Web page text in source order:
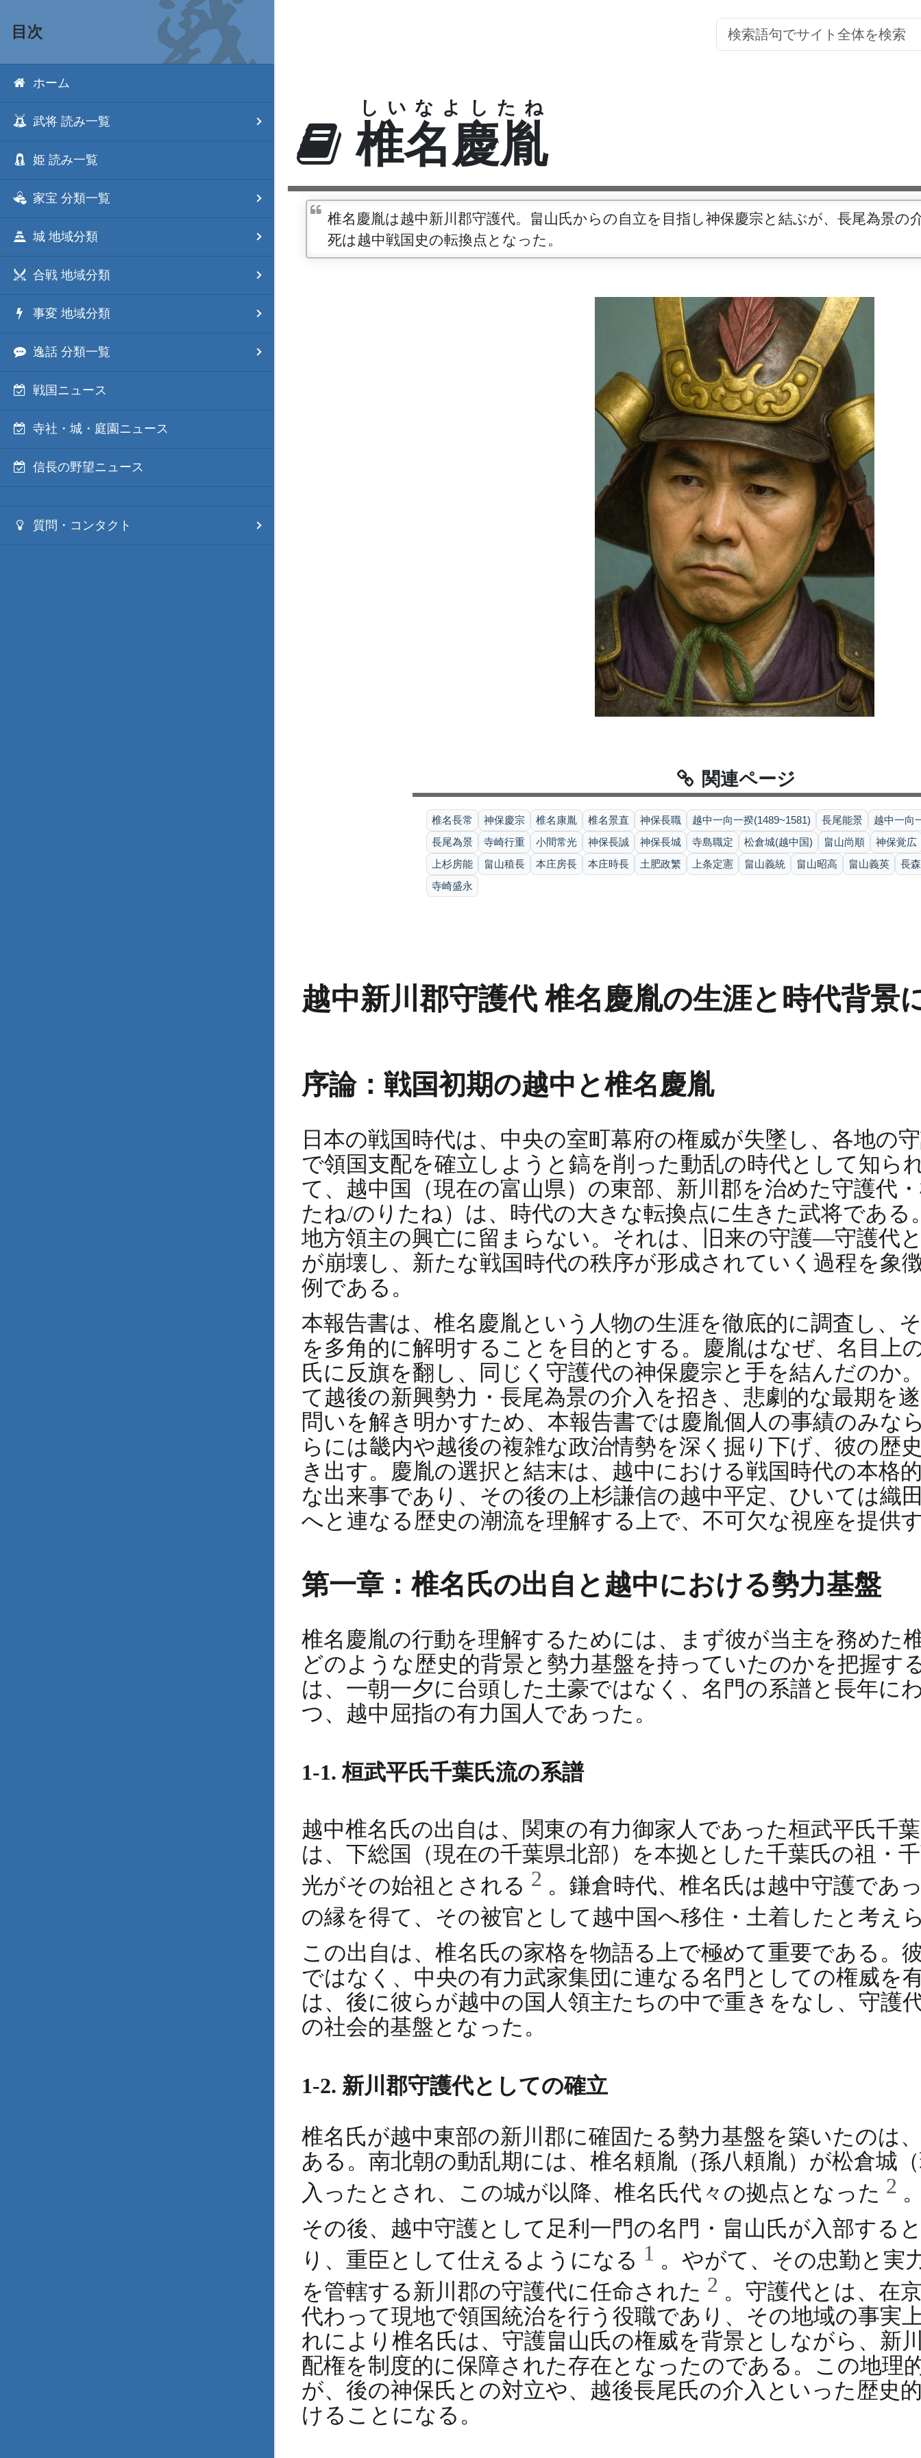
目次
ホーム
武将 読み一覧
姫 読み一覧
家宝 分類一覧
城 地域分類
合戦 地域分類
事変 地域分類
逸話 分類一覧
戦国ニュース
寺社・城・庭園ニュース
信長の野望ニュース
質問・コンタクト
椎名慶胤
しいなよしたね
椎名慶胤は越中新川郡守護代。畠山氏からの自立を目指し神保慶宗と結ぶが、長尾為景の
死は越中戦国史の転換点となった。
関連ページ
椎名長常 神保慶宗 椎名康胤 椎名景直 神保長職 越中一向一揆(1489~1581) 長尾能景
越中一向
長尾為景
寺崎行重 小間常光 神保長誠 神保長城 寺島職定 松倉城(越中国) 畠山尚順
神保覚広
上杉房能
畠山稙長 本庄房長 本庄時長 土肥政繁 上条定憲 畠山義統 畠山昭高 畠山義英
長
寺崎盛永
越中新川郡守護代 椎名慶胤の生涯と時代背景
序論：戦国初期の越中と椎名慶胤
日本の戦国時代は、中央の室町幕府の権威が失墜し、各地の
で領国支配を確立しようと鎬を削った動乱の時代として知ら
て、越中国（現在の富山県）の東部、新川郡を治めた守護代
たね/のりたね）は、時代の大きな転換点に生きた武将である
地方領主の興亡に留まらない。それは、旧来の守護―守護代
が崩壊し、新たな戦国時代の秩序が形成されていく過程を象
例である。
本報告書は、椎名慶胤という人物の生涯を徹底的に調査し、
を多角的に解明することを目的とする。慶胤はなぜ、名目上
氏に反旗を翻し、同じく守護代の神保慶宗と手を結んだのか
て越後の新興勢力・長尾為景の介入を招き、悲劇的な最期を
問いを解き明かすため、本報告書では慶胤個人の事績のみな
らには畿内や越後の複雑な政治情勢を深く掘り下げ、彼の歴
き出す。慶胤の選択と結末は、越中における戦国時代の本格
な出来事であり、その後の上杉謙信の越中平定、ひいては織
へと連なる歴史の潮流を理解する上で、不可欠な視座を提供
第一章：椎名氏の出自と越中における勢力基盤
椎名慶胤の行動を理解するためには、まず彼が当主を務めた
どのような歴史的背景と勢力基盤を持っていたのかを把握す
は、一朝一夕に台頭した土豪ではなく、名門の系譜と長年に
つ、越中屈指の有力国人であった。
1-1. 桓武平氏千葉氏流の系譜
越中椎名氏の出自は、関東の有力御家人であった桓武平氏千
は、下総国（現在の千葉県北部）を本拠とした千葉氏の祖・
光がその始祖とされる 2 。鎌倉時代、椎名氏は越中守護であ
の縁を得て、その被官として越中国へ移住・土着したと考え
この出自は、椎名氏の家格を物語る上で極めて重要である。
ではなく、中央の有力武家集団に連なる名門としての権威を
は、後に彼らが越中の国人領主たちの中で重きをなし、守護
の社会的基盤となった。
1-2. 新川郡守護代としての確立
椎名氏が越中東部の新川郡に確固たる勢力基盤を築いたのは
ある。南北朝の動乱期には、椎名頼胤（孫八頼胤）が松倉城
入ったとされ、この城が以降、椎名氏代々の拠点となった 2
その後、越中守護として足利一門の名門・畠山氏が入部する
り、重臣として仕えるようになる 1 。やがて、その忠勤と実
を管轄する新川郡の守護代に任命された 2 。守護代とは、在
代わって現地で領国統治を行う役職であり、その地域の事実
れにより椎名氏は、守護畠山氏の権威を背景としながら、新
配権を制度的に保障された存在となったのである。この地理
が、後の神保氏との対立や、越後長尾氏の介入といった歴史
けることになる。